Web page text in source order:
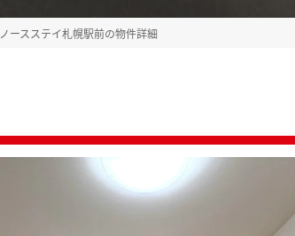
ノースステイ札幌駅前の物件詳細